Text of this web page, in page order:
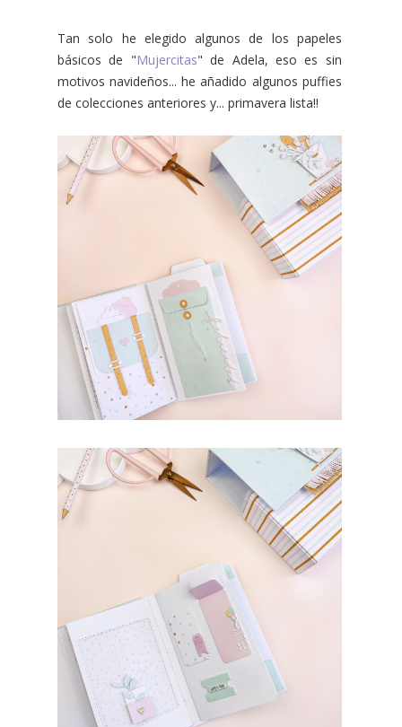
Tan solo he elegido algunos de los papeles
básicos de "Mujercitas" de Adela, eso es sin
motivos navideños... he añadido algunos puffies
de colecciones anteriores y... primavera lista‼️